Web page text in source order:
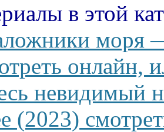
в этой
моря
онлайн,
невидимый
(2023)